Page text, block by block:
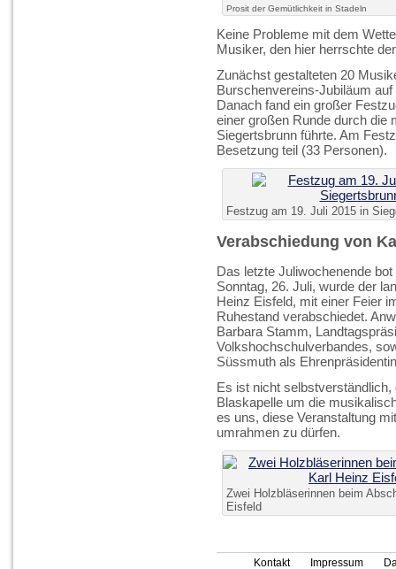
Prosit der Gemütlichkeit in Stadeln
Keine Probleme mit dem
Musiker, den hier herrschte
Zunächst gestalteten 20
Burschenvereins-Jubiläum
Danach fand ein großer
einer großen Runde durch die
Siegertsbrunn führte. Am
Besetzung teil (33 Personen).
Festzug am 19. Juli 2015 in
Verabschiedung von
Das letzte Juliwochenende
Sonntag, 26. Juli, wurde der
Heinz Eisfeld, mit einer Feier
Ruhestand verabschiedet.
Barbara Stamm,
Volkshochschulverbandes,
Süssmuth als
Es ist nicht
Blaskapelle um die
es uns, diese Veranstaltung
umrahmen zu dürfen.
Zwei Holzbläserinnen beim
Eisfeld
Kontakt Impressum